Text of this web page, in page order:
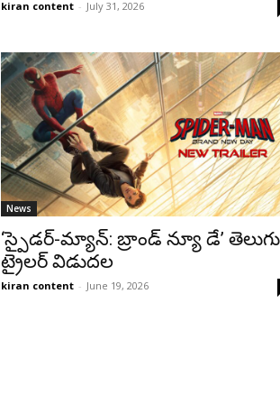
kiran content - July 31, 2026
News
‘స్పైడర్-మ్యాన్: బ్రాండ్ న్యూ డే’ తెలుగు
ట్రైలర్ విడుదల
kiran content - June 19, 2026